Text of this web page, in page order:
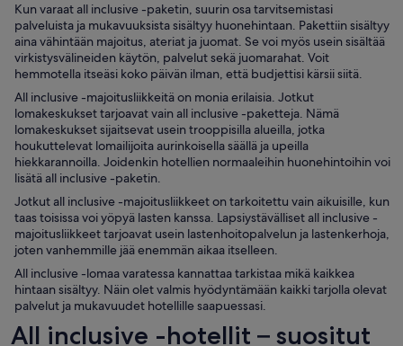
Kun varaat all inclusive -paketin, suurin osa tarvitsemistasi
palveluista ja mukavuuksista sisältyy huonehintaan. Pakettiin sisältyy
aina vähintään majoitus, ateriat ja juomat. Se voi myös usein sisältää
virkistysvälineiden käytön, palvelut sekä juomarahat. Voit
hemmotella itseäsi koko päivän ilman, että budjettisi kärsii siitä.
All inclusive -majoitusliikkeitä on monia erilaisia. Jotkut
lomakeskukset tarjoavat vain all inclusive -paketteja. Nämä
lomakeskukset sijaitsevat usein trooppisilla alueilla, jotka
houkuttelevat lomailijoita aurinkoisella säällä ja upeilla
hiekkarannoilla. Joidenkin hotellien normaaleihin huonehintoihin voi
lisätä all inclusive -paketin.
Jotkut all inclusive -majoitusliikkeet on tarkoitettu vain aikuisille, kun
taas toisissa voi yöpyä lasten kanssa. Lapsiystävälliset all inclusive -
majoitusliikkeet tarjoavat usein lastenhoitopalvelun ja lastenkerhoja,
joten vanhemmille jää enemmän aikaa itselleen.
All inclusive -lomaa varatessa kannattaa tarkistaa mikä kaikkea
hintaan sisältyy. Näin olet valmis hyödyntämään kaikki tarjolla olevat
palvelut ja mukavuudet hotellille saapuessasi.
All inclusive -hotellit – suositut